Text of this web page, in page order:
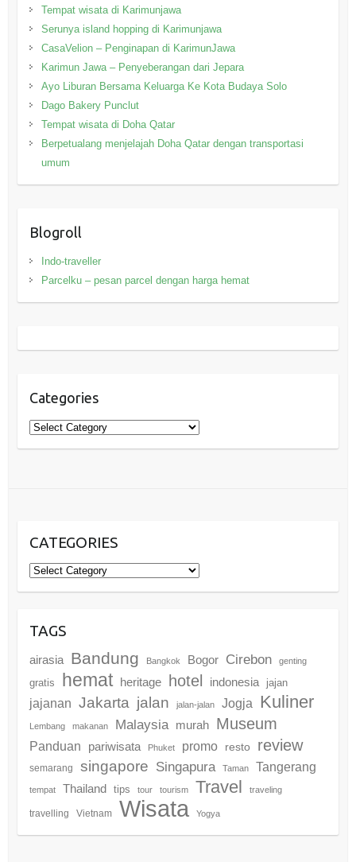
Tempat wisata di Karimunjawa
Serunya island hopping di Karimunjawa
CasaVelion – Penginapan di KarimunJawa
Karimun Jawa – Penyeberangan dari Jepara
Ayo Liburan Bersama Keluarga Ke Kota Budaya Solo
Dago Bakery Punclut
Tempat wisata di Doha Qatar
Berpetualang menjelajah Doha Qatar dengan transportasi
umum
Blogroll
Indo-traveller
Parcelku – pesan parcel dengan harga hemat
Categories
Categories
CATEGORIES
Categories
TAGS
airasia Bandung Bangkok Bogor Cirebon genting
gratis hemat heritage hotel indonesia jajan
jajanan Jakarta jalan jalan-jalan Jogja Kuliner
Lembang makanan Malaysia murah Museum
Panduan pariwisata Phuket promo resto review
semarang singapore Singapura Taman Tangerang
tempat Thailand tips tour tourism Travel traveling
travelling Vietnam Wisata Yogya